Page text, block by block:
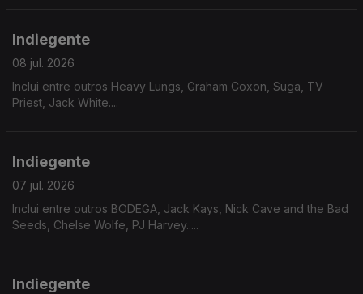
Indiegente
08 jul. 2026
Inclui entre outros Heavy Lungs, Graham Coxon, Suga, TV
Priest, Jack White....
Indiegente
07 jul. 2026
Inclui entre outros BODEGA, Jack Kays, Nick Cave and the Bad
Seeds, Chelse Wolfe, PJ Harvey.....
Indiegente